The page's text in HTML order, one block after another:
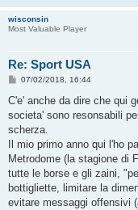
wisconsin
Most Valuable Player
Re: Sport USA
M
s
a
g
i
o
07/02/2018, 16:44
C'e' anche da dire che qui
societa' sono resonsabili
scherza.
Il mio primo anno qui l'ho
Metrodome (la stagione di
tutte le borse e gli zaini,
bottigliette, limitare la
evitare messaggi offensivi